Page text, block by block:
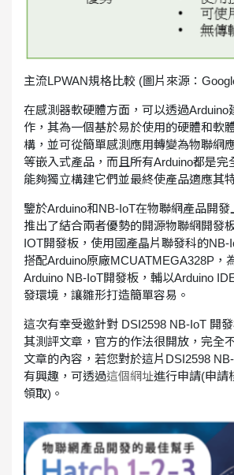
主流LPWAN規格比較 (圖片來源：
在感測器軟硬體方面，可以透過Arduino
作，其為一個基於易於使用的硬體和軟
構，並可從簡單感測應用轉變為物聯網
等嵌入式產品，而且所有Arduino都是完
能夠獨立構建它們並最終使產品適應其
鑒於Arduino和NB-IoT在物聯網產品開
推出了結合兩者優勢的開源物聯網開發
IOT開發板，使用國產晶片聯發科的NB-
搭配Arduino原廠MCUATMEGA328P，
Arduino NB-IoT開發板，輔以Arduino
發環境，讓雛形打造簡單容易。
這次有幸受邀針對 DSI2598 NB-IoT 開
其測評文章，官方的作法很開放，完全
文章的內容，若您對於這片DSI2598
有興趣，可透過這個網址進行申請(申請
領取)。